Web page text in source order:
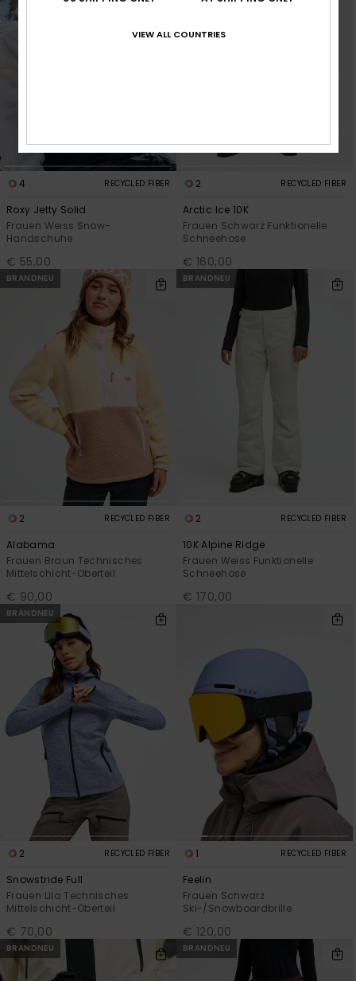
4 RECYCLED FIBER
Roxy Jetty Solid
Frauen Weiss Snow-
Handschuhe
€ 55,00
2 RECYCLED FIBER
Arctic Ice 10K
Frauen Schwarz Funktionelle
Schneehose
€ 160,00
BRANDNEU
2 RECYCLED FIBER
Alabama
Frauen Braun Technisches
Mittelschicht-Oberteil
€ 90,00
BRANDNEU
2 RECYCLED FIBER
10K Alpine Ridge
Frauen Weiss Funktionelle
Schneehose
€ 170,00
BRANDNEU
2 RECYCLED FIBER
Snowstride Full
Frauen Lila Technisches
Mittelschicht-Oberteil
€ 70,00
1 RECYCLED FIBER
Feelin
Frauen Schwarz
Ski-/Snowboardbrille
€ 120,00
BRANDNEU BRANDNEU
VIEW ALL COUNTRIES